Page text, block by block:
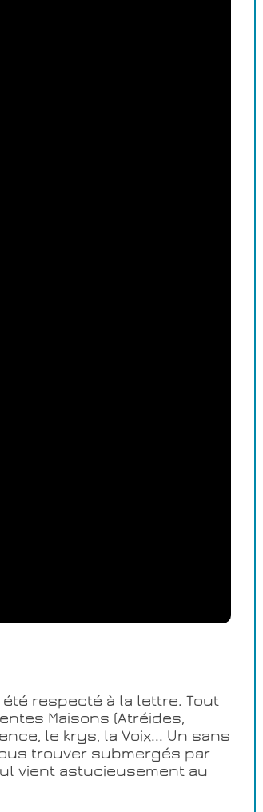
respecté à la lettre. Tout
Maisons (Atréides,
le krys, la Voix... Un sans
trouver submergés par
vient astucieusement au